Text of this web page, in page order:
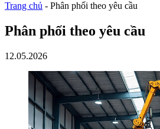
Trang chủ - Phân phối theo yêu cầu
Phân phối theo yêu cầu
12.05.2026